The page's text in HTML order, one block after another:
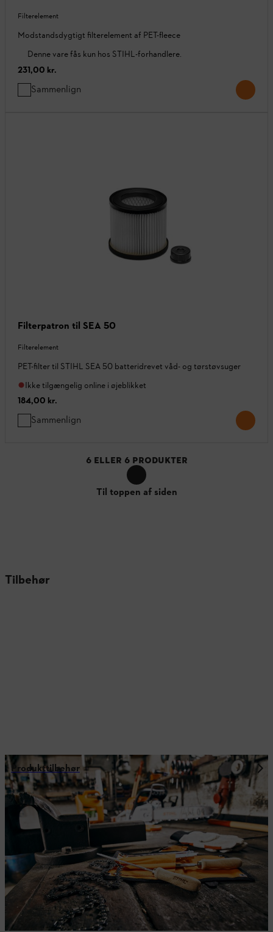
Filterelement
Modstandsdygtigt filterelement af PET-fleece
Denne vare fås kun hos STIHL-forhandlere.
231,00 kr.
Sammenlign
Filterpatron til SEA 50
Filterelement
PET-filter til STIHL SEA 50 batteridrevet våd- og tørstøvsuger
Ikke tilgængelig online i øjeblikket
184,00 kr.
Sammenlign
6 ELLER 6 PRODUKTER
Til toppen af siden
Tilbehør
Produkttilbehør